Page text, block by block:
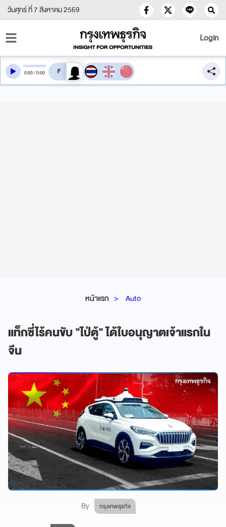
วันศุกร์ ที่ 7 สิงหาคม 2569
Login
หน้าแรก Auto
แท็กซี่ไร้คนขับ "ไป่ตู้" ได้ใบอนุญาตเจ้าแรกใน
จีน
By กรุงเทพธุรกิจ
0:00/0:00 สลับเสียงอ่าน